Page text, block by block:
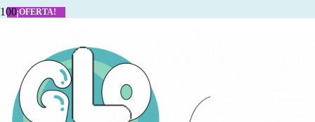
Producto se ha añadido a tu carrito.
¡OFERTA!